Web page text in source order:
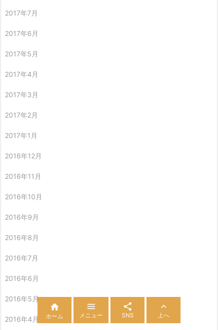
2017年7月
2017年6月
2017年5月
2017年4月
2017年3月
2017年2月
2017年1月
2016年12月
2016年11月
2016年10月
2016年9月
2016年8月
2016年7月
2016年6月
2016年5月
2016年4月

ホーム

メニュー

SNS

上へ